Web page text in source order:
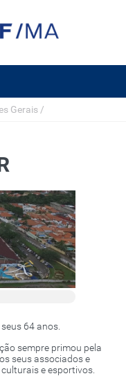
Gerais /
64 anos.
sempre primou pela
seus associados e
e esportivos.